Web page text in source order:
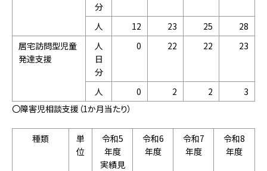
分
人 12 23 25
28
居宅訪問型児童
発達支援
人
日
分
0 22 22 23
人 0 2 2
3
〇障害児相談支援（1か月当たり）
種類
単
位
令和5
年度
実績見
令和6
年度
令和7
年度
令和8
年度